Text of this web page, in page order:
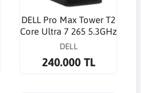
DELL Pro Max Tower T2
Core Ultra 7 265 5.3GHz
16G 512G SSD NVIDIA
DELL
240.000 TL